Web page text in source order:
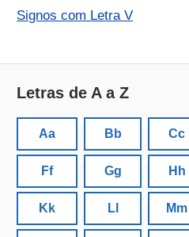
Signos com Letra V
Letras de A a Z
Aa Bb Cc
Ff Gg Hh
Kk Ll Mm